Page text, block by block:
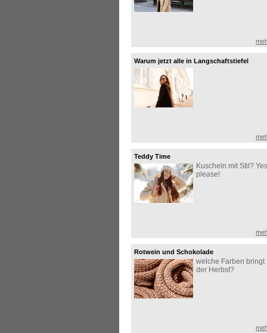
Warum jetzt alle in Langschaftstiefel
investieren!
Teddy Time
Kuscheln mit Stil?
please!
Rotwein und Schokolade
welche Farben bringt
der Herbst?